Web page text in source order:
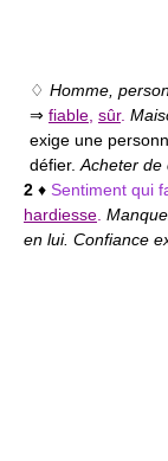
♢ Homme,
⇒ fiable sûr.
exige une
défier. Acheter de
2 ♦ Sentiment qui
hardiesse
en lui. Confiance